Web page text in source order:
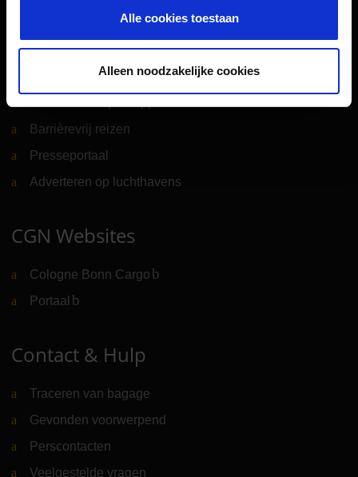
Alle cookies toestaan
Alleen noodzakelijke cookies
Meer informatie
Barrièrevrij reizen
Presseportaal
Adverteren op luchthavens
CGN Websites
Cologne Bonn Cargo (Link naar externe website)
Portaal (Link naar externe website)
Contact & Hulp
Traceren van bagage
Gevonden voorwerpend
Perscontacten
Veelgestelde vragen